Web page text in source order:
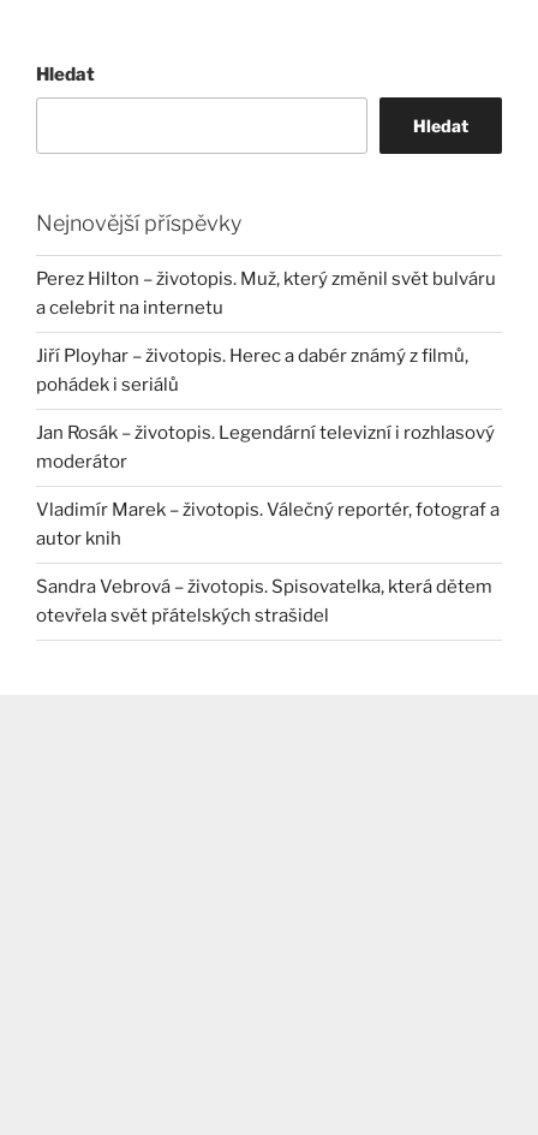
Hledat
Hledat
Nejnovější příspěvky
Perez Hilton – životopis. Muž, který změnil svět bulváru
a celebrit na internetu
Jiří Ployhar – životopis. Herec a dabér známý z filmů,
pohádek i seriálů
Jan Rosák – životopis. Legendární televizní i rozhlasový
moderátor
Vladimír Marek – životopis. Válečný reportér, fotograf a
autor knih
Sandra Vebrová – životopis. Spisovatelka, která dětem
otevřela svět přátelských strašidel